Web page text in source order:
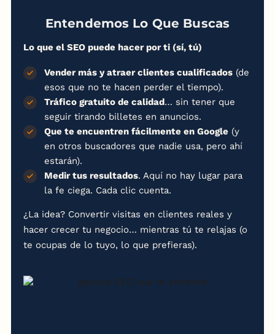
Entendemos Lo Que Buscas
Lo que el SEO puede hacer por ti (sí, tú)
Vender más y atraer clientes cualificados (de
esos que no te hacen perder el tiempo).
Tráfico gratuito de calidad… sin tener que
seguir tirando billetes en anuncios.
Que te encuentren fácilmente en Google (y
en otros buscadores que nadie usa, pero ahí
estarán).
Medir tus resultados. Aquí no hay lugar para
la fe ciega. Cada clic cuenta.
¿La idea? Convertir visitas en clientes reales y
hacer crecer tu negocio… mientras tú te relajas (o
te ocupas de lo tuyo, lo que prefieras).